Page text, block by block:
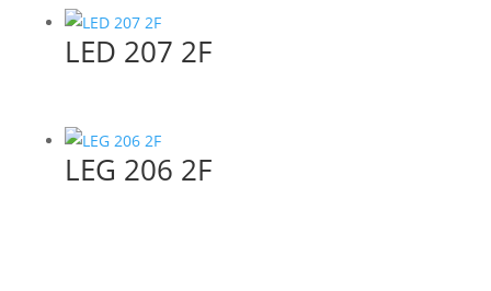
LED 207 2F
LEG 206 2F